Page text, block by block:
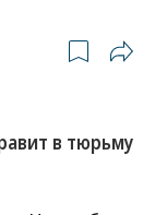
в тюрьму